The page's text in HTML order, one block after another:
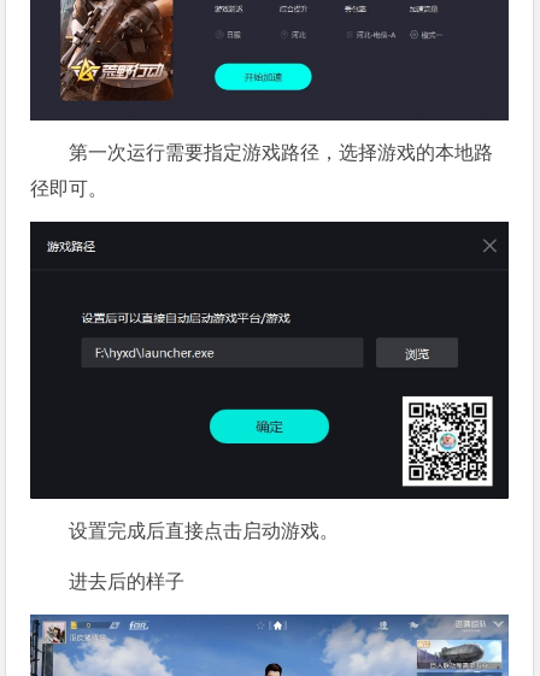
第一次运行需要指定游戏路径，选择游戏的本地路
径即可。
设置完成后直接点击启动游戏。
进去后的样子